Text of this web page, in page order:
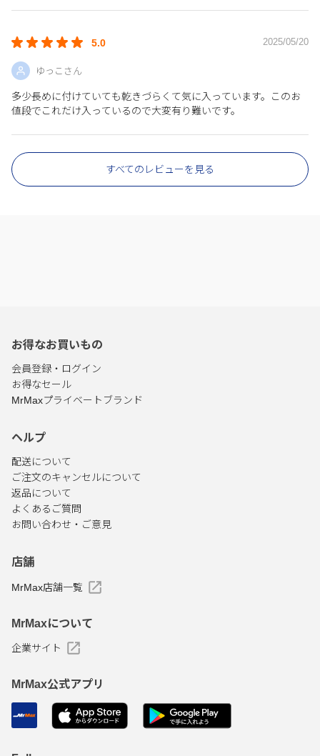
5.0 2025/05/20
ゆっこさん
多少長めに付けていても乾きづらくて気に入っています。このお
値段でこれだけ入っているので大変有り難いです。
すべてのレビューを見る
お得なお買いもの
会員登録・ログイン
お得なセール
MrMaxプライベートブランド
ヘルプ
配送について
ご注文のキャンセルについて
返品について
よくあるご質問
お問い合わせ・ご意見
店舗
MrMax店舗一覧
MrMaxについて
企業サイト
MrMax公式アプリ